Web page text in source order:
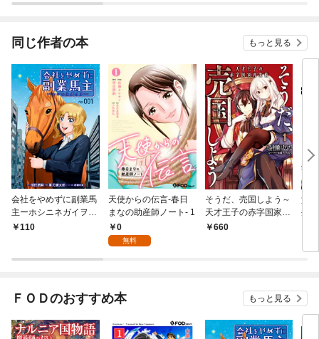
同じ作者の本 もっと見る
会社をやめずに副業馬
主ーホシニネガイヲ
ー 1
110
天使からの伝言-春日
まなの助産師ノート- 1
0
無料
そうだ、売国しよう～
天才王子の赤字国家再
生術～ 1巻
660
貴
生
ＦＯＤのおすすめ本 もっと見る